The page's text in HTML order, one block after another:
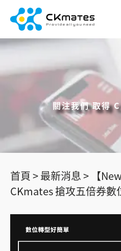
關注我們 取得
首頁 >最新消息 > 【
CKmates 搶攻五倍券數